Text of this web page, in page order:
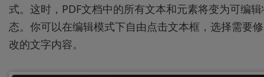
式。这时，PDF文档中的所有文本和元素将变为可编
态。你可以在编辑模式下自由点击文本框，选择需要修
改的文字内容。